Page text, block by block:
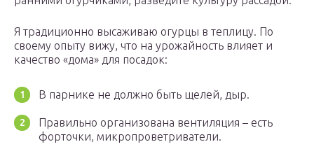
Я традиционно высаживаю огурцы в теплицу. По
своему опыту вижу, что на урожайность влияет и
качество «дома» для посадок:
В парнике не должно быть щелей, дыр.
Правильно организована вентиляция – есть
форточки, микропроветриватели.